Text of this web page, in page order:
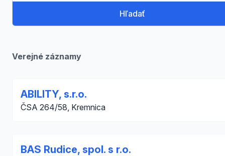
Hľadať
Verejné záznamy
ABILITY, s.r.o.
ČSA 264/58, Kremnica
BAS Rudice, spol. s r.o.